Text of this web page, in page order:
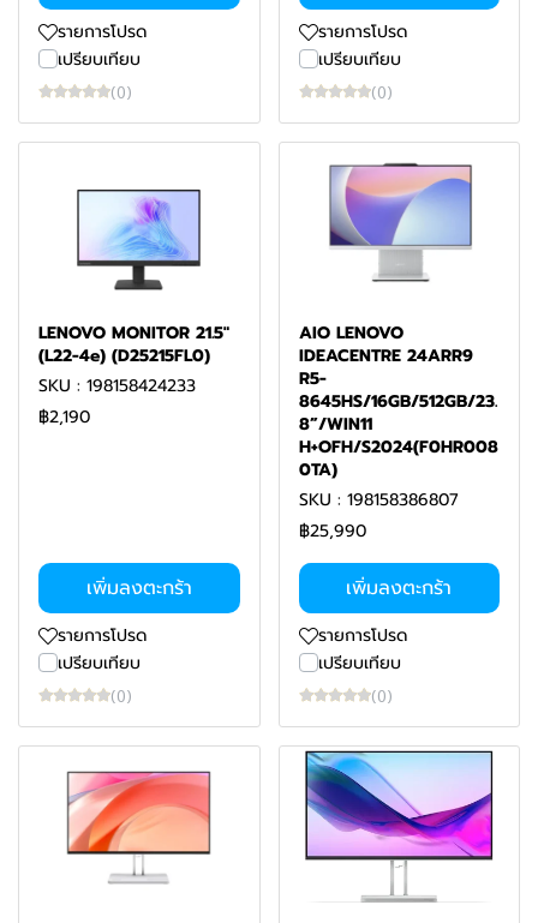
รายการโปรด
เปรียบเทียบ
(0)
รายการโปรด
เปรียบเทียบ
(0)
LENOVO MONITOR 21.5"
(L22-4e) (D25215FL0)
SKU : 198158424233
฿2,190
เพิ่มลงตะกร้า
รายการโปรด
เปรียบเทียบ
(0)
AIO LENOVO
IDEACENTRE 24ARR9
R5-
8645HS/16GB/512GB/23.
8”/WIN11
H+OFH/S2024(F0HR008
0TA)
SKU : 198158386807
฿25,990
เพิ่มลงตะกร้า
รายการโปรด
เปรียบเทียบ
(0)